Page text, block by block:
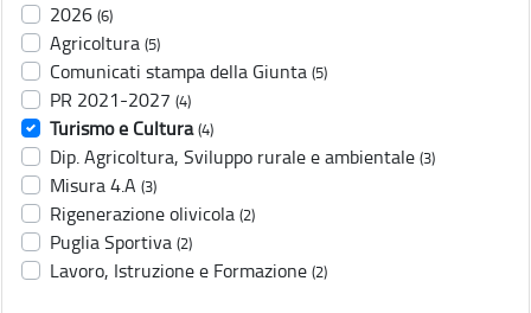
2026 (6)
Agricoltura (5)
Comunicati stampa della Giunta (5)
PR 2021-2027 (4)
Turismo e Cultura (4)
Dip. Agricoltura, Sviluppo rurale e ambientale (3)
Misura 4.A (3)
Rigenerazione olivicola (2)
Puglia Sportiva (2)
Lavoro, Istruzione e Formazione (2)